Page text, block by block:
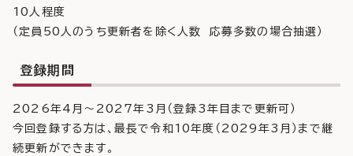
10人程度
（定員50人のうち更新者を除く人数 応募多数の場合抽選）
登録期間
2026年4月～2027年3月（登録3年目まで更新可）
今回登録する方は、最長で令和10年度（2029年3月）まで継
続更新ができます。